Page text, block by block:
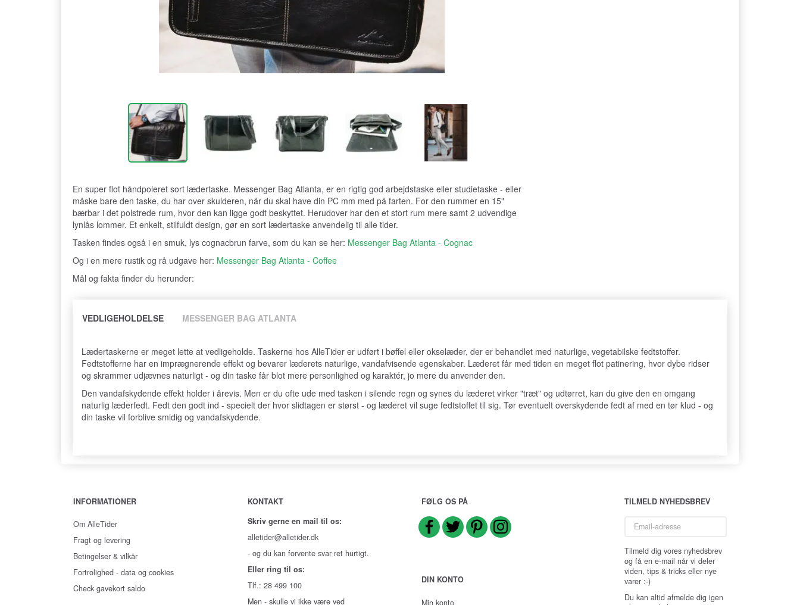
En super flot håndpoleret sort lædertaske. Messenger Bag Atlanta, er en rigtig god arbejdstaske eller studietaske - eller
måske bare den taske, du har over skulderen, når du skal have din PC mm med på farten. For den rummer en 15"
bærbar i det polstrede rum, hvor den kan ligge godt beskyttet. Herudover har den et stort rum mere samt 2 udvendige
lynlås lommer. Et enkelt, stilfuldt design, gør en sort lædertaske anvendelig til alle tider.
Tasken findes også i en smuk, lys cognacbrun farve, som du kan se her: Messenger Bag Atlanta - Cognac
Og i en mere rustik og rå udgave her: Messenger Bag Atlanta - Coffee
Mål og fakta finder du herunder:
VEDLIGEHOLDELSE MESSENGER BAG ATLANTA
Lædertaskerne er meget lette at vedligeholde. Taskerne hos AlleTider er udført i bøffel eller okselæder, der er behandlet med naturlige, vegetabilske fedtstoffer.
Fedtstofferne har en imprægnerende effekt og bevarer læderets naturlige, vandafvisende egenskaber. Læderet får med tiden en meget flot patinering, hvor dybe ridser
og skrammer udjævnes naturligt - og din taske får blot mere personlighed og karaktér, jo mere du anvender den.
Den vandafskydende effekt holder i årevis. Men er du ofte ude med tasken i silende regn og synes du læderet virker "træt" og udtørret, kan du give den en omgang
naturlig læderfedt. Fedt den godt ind - specielt der hvor slidtagen er størst - og læderet vil suge fedtstoffet til sig. Tør eventuelt overskydende fedt af med en tør klud - og
din taske vil forblive smidig og vandafskydende.
INFORMATIONER
Om AlleTider
Fragt og levering
Betingelser & vilkår
Fortrolighed - data og cookies
Check gavekort saldo
KONTAKT
Skriv gerne en mail til os:
alletider@alletider.dk
- og du kan forvente svar ret hurtigt.
Eller ring til os:
Tlf.: 28 499 100
Men - skulle vi ikke være ved
FØLG OS PÅ
DIN KONTO
Min konto
TILMELD NYHEDSBREV
adresse
Tilmeld dig vores nyhedsbrev
og få en e-mail når vi deler
viden, tips & tricks eller nye
varer :-)
Du kan altid afmelde dig igen